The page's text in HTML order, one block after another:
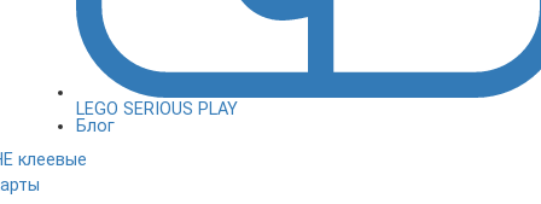
LEGO SERIOUS PLAY
Блог
клеевые